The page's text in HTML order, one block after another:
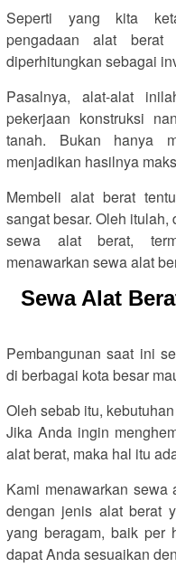
Seperti yang kita
pengadaan alat
diperhitungkan sebagai
Pasalnya, alat-alat
pekerjaan konstruksi
tanah. Bukan hanya
menjadikan hasilnya
Membeli alat berat
sangat besar. Oleh
sewa alat berat,
menawarkan sewa alat
Sewa Alat
Pembangunan saat ini
di berbagai kota besar
Oleh sebab itu,
Jika Anda ingin
alat berat, maka hal itu
Kami menawarkan
dengan jenis alat berat
yang beragam, baik per
dapat Anda sesuaikan